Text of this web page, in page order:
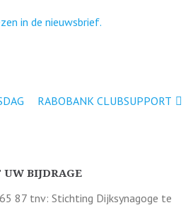
in de nieuwsbrief.
RABOBANK CLUBSUPPORT
UW BIJDRAGE
87 tnv: Stichting Dijksynagoge te